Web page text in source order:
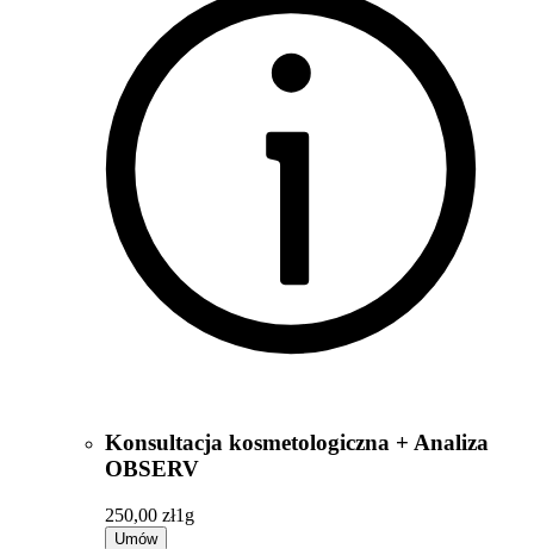
Konsultacja kosmetologiczna + Analiza
OBSERV
250,00 zł1g
Umów